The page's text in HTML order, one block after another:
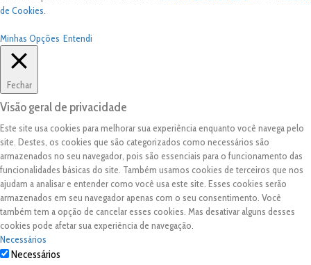
de Cookies
Minhas Opções Entendi
Fechar
Visão geral de privacidade
Este site usa cookies para melhorar sua experiência enquanto você navega pelo
site. Destes, os cookies que são categorizados como necessários são
armazenados no seu navegador, pois são essenciais para o funcionamento das
funcionalidades básicas do site. Também usamos cookies de terceiros que nos
ajudam a analisar e entender como você usa este site. Esses cookies serão
armazenados em seu navegador apenas com o seu consentimento. Você
também tem a opção de cancelar esses cookies. Mas desativar alguns desses
cookies pode afetar sua experiência de navegação.
Necessários
Necessários